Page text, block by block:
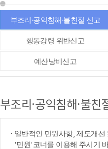
부조리·공익침해·불친절 신고
행동강령 위반신고
예산낭비신고
부조리·공익침해·불친
일반적인 민원사항, 제도개
'민원'코너를 이용해 주시기